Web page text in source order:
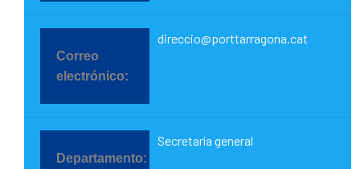
direccio@porttarragona.cat
Secretaría general